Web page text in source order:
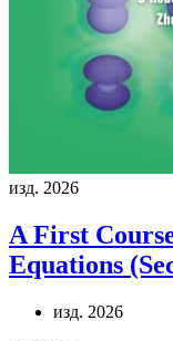
изд. 2026
A First
Equations
изд. 2026